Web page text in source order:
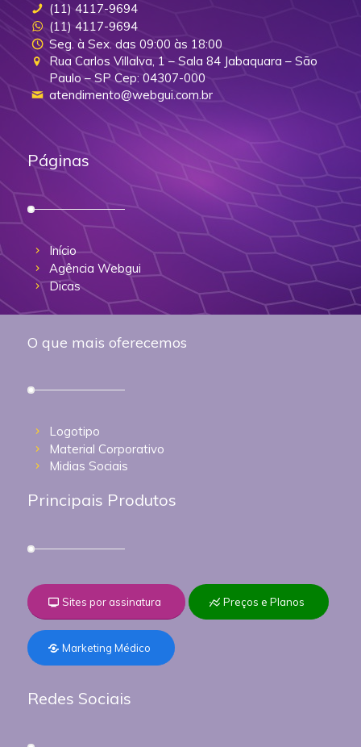
(11) 4117-9694
(11) 4117-9694
Seg. à Sex. das 09:00 às 18:00
Rua Carlos Villalva, 1 – Sala 84 Jabaquara – São
Paulo – SP Cep: 04307-000
atendimento@webgui.com.br
Páginas
Início
Agência Webgui
Dicas
O que mais oferecemos
Logotipo
Material Corporativo
Midias Sociais
Principais Produtos
Sites por assinatura Preços e Planos
Marketing Médico
Redes Sociais